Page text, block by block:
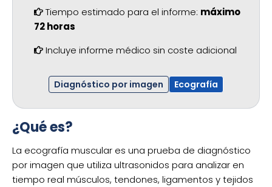
Tiempo estimado para el informe: máximo
72 horas
Incluye informe médico sin coste adicional
Diagnóstico por imagen Ecografía
¿Qué es?
La ecografía muscular es una prueba de diagnóstico
por imagen que utiliza ultrasonidos para analizar en
tiempo real músculos, tendones, ligamentos y tejidos